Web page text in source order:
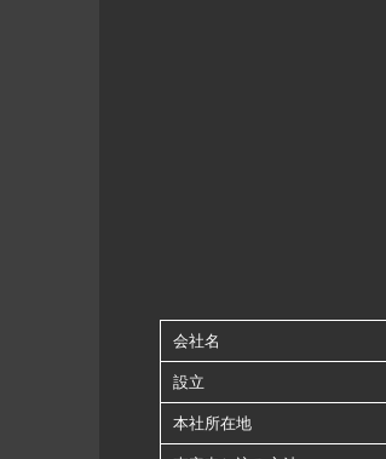
会社名
設立
本社所在地